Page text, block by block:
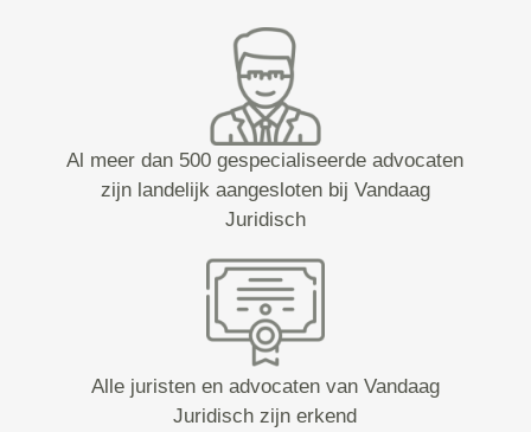
Al meer dan 500 gespecialiseerde advocaten
zijn landelijk aangesloten bij Vandaag
Juridisch
Alle juristen en advocaten van Vandaag
Juridisch zijn erkend